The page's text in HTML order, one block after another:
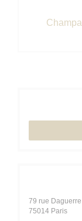
79 rue
75014 Paris